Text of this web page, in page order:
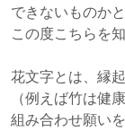
できないものか
この度こちらを
花文字とは、縁
（例えば竹は健
組み合わせ願い